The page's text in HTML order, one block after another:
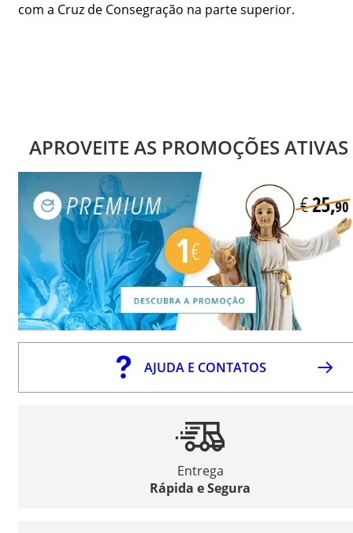
com a Cruz de Consegração na parte superior.
APROVEITE AS PROMOÇÕES ATIVAS
AJUDA E CONTATOS
Entrega
Rápida e Segura